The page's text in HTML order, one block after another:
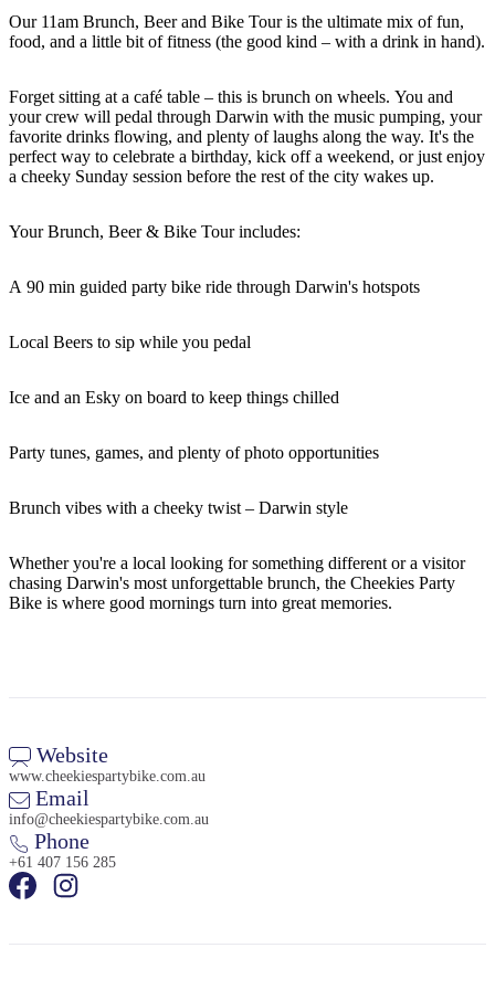
Sign
up
Our 11am Brunch, Beer and Bike Tour is the ultimate mix of fun,
food, and a little bit of fitness (the good kind – with a drink in hand).
Forget sitting at a café table – this is brunch on wheels. You and
your crew will pedal through Darwin with the music pumping, your
favorite drinks flowing, and plenty of laughs along the way. It's the
perfect way to celebrate a birthday, kick off a weekend, or just enjoy
a cheeky Sunday session before the rest of the city wakes up.
Your Brunch, Beer & Bike Tour includes:
A 90 min guided party bike ride through Darwin's hotspots
Local Beers to sip while you pedal
Ice and an Esky on board to keep things chilled
Party tunes, games, and plenty of photo opportunities
Brunch vibes with a cheeky twist – Darwin style
Whether you're a local looking for something different or a visitor
chasing Darwin's most unforgettable brunch, the Cheekies Party
Bike is where good mornings turn into great memories.
Website
www.cheekiespartybike.com.au
Email
info@cheekiespartybike.com.au
Phone
+61 407 156 285